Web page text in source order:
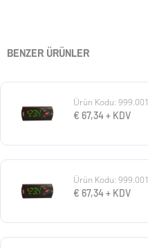
BENZER ÜRÜNLER
Ürün Kodu:
€ 67,34+ KDV
Ürün Kodu:
€ 67,34+ KDV